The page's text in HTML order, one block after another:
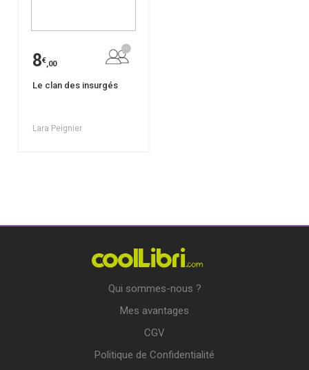
8€,00
Le clan des insurgés
Lara Peignier
Qui sommes-nous ?
Mes avantages
CGV
Politique de Confidentialité